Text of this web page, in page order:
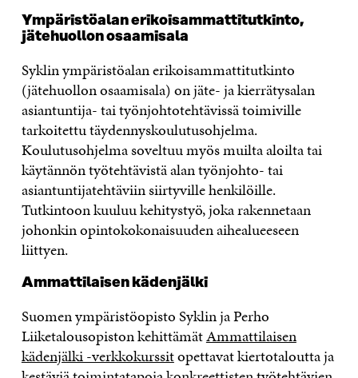
Ympäristöalan erikoisammattitutkinto,
jätehuollon osaamisala
Syklin ympäristöalan erikoisammattitutkinto
(jätehuollon osaamisala) on jäte- ja kierrätysalan
asiantuntija- tai työnjohtotehtävissä toimiville
tarkoitettu täydennyskoulutusohjelma.
Koulutusohjelma soveltuu myös muilta aloilta tai
käytännön työtehtävistä alan työnjohto- tai
asiantuntijatehtäviin siirtyville henkilöille.
Tutkintoon kuuluu kehitystyö, joka rakennetaan
johonkin opintokokonaisuuden aihealueeseen
liittyen.
Ammattilaisen kädenjälki
Suomen ympäristöopisto Syklin ja Perho
Liiketalousopiston kehittämätAmmattilaisen
kädenjälki -verkkokurssitopettavat kiertotaloutta ja